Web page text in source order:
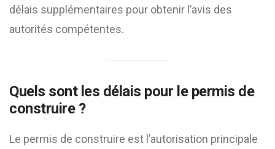
délais supplémentaires pour obtenir l’avis des
autorités compétentes.
Quels sont les délais pour le permis de
construire ?
Le permis de construire est l’autorisation principale